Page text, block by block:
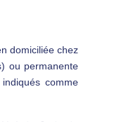
domiciliée chez
ou permanente
comme